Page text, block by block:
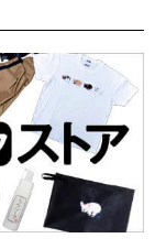
ますので、最後まで